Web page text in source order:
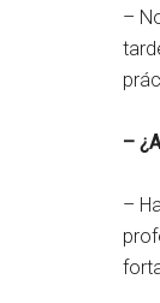
–
–
–